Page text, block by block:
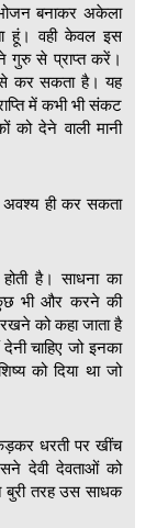
बनाकर अकेला
हूं। वही केवल इस
गुरु से प्राप्त करें।
कर सकता है। यह
में कभी भी संकट
को देने वाली मानी
अवश्य ही कर सकता
है। साधना का
भी और करने की
को कहा जाता है
चाहिए जो इनका
को दिया था जो
धरती पर खींच
देवी देवताओं को
बुरी तरह उस साधक